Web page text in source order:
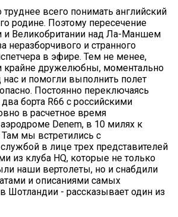
труднее всего понимать английский
родине. Поэтому пересечение
и Великобритании над Ла-Маншем
неразборчивого и странного
в эфире. Тем не менее,
крайне дружелюбны, моментально
нас и помогли выполнить полет
Постоянно переключаясь
борта R66 с российскими
в расчетное время
Denem, в 10 милях к
Там мы встретились с
в лице трех представителей
из клуба HQ, которые не только
наши вертолеты, но и снабдили
и описаниями самых
Шотландии - рассказывает один из